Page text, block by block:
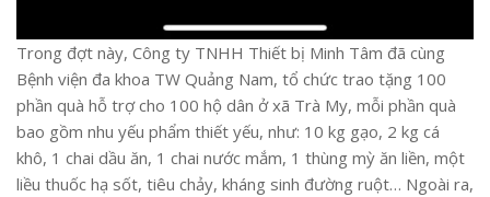
Trong đợt này, Công ty TNHH Thiết bị Minh Tâm đã cùng
Bệnh viện đa khoa TW Quảng Nam, tổ chức trao tặng 100
phần quà hỗ trợ cho 100 hộ dân ở xã Trà My, mỗi phần quà
bao gồm nhu yếu phẩm thiết yếu, như: 10 kg gạo, 2 kg cá
khô, 1 chai dầu ăn, 1 chai nước mắm, 1 thùng mỳ ăn liền, một
liều thuốc hạ sốt, tiêu chảy, kháng sinh đường ruột… Ngoài ra,